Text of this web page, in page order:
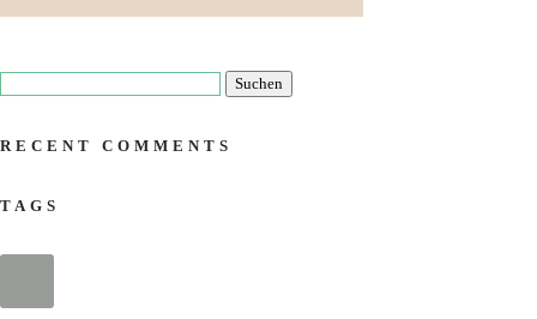
RECENT COMMENTS
TAGS